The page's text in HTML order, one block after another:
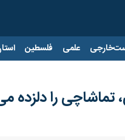
علمی فلسطین
تماشاچی را دلزده